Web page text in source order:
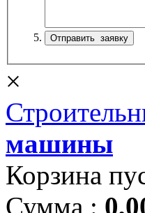
×
машины
Корзина
Сумма :